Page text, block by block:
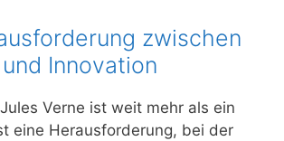
zwischen
Innovation
Verne ist weit mehr als ein
eine Herausforderung, bei der